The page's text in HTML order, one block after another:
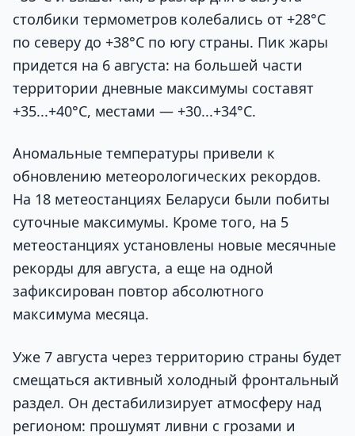
столбики термометров колебались от +28°С
по северу до +38°С по югу страны. Пик жары
придется на 6 августа: на большей части
территории дневные максимумы составят
+35...+40°С, местами — +30...+34°С.
Аномальные температуры привели к
обновлению метеорологических рекордов.
На 18 метеостанциях Беларуси были побиты
суточные максимумы. Кроме того, на 5
метеостанциях установлены новые месячные
рекорды для августа, а еще на одной
зафиксирован повтор абсолютного
максимума месяца.
Уже 7 августа через территорию страны будет
смещаться активный холодный фронтальный
раздел. Он дестабилизирует атмосферу над
регионом: прошумят ливни с грозами и